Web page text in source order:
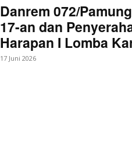
Danrem 072/
17-an dan
Harapan I Lomba
17 Juni 2026